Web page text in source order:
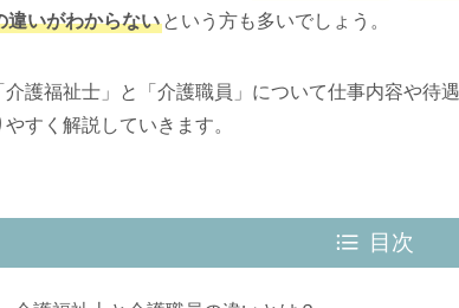
違いがわからない という方も多いでしょう。
介護福祉士」と「介護職員」について仕事内容や待
すく解説していきます。
目次